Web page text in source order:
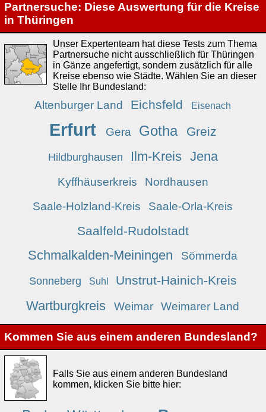
Partnersuche: Diese Auswertung für die Kreise
in Thüringen
Unser Expertenteam hat diese Tests zum Thema
Partnersuche nicht ausschließlich für Thüringen
in Gänze angefertigt, sondern zusätzlich für alle
Kreise ebenso wie Städte. Wählen Sie an dieser
Stelle Ihr Bundesland:
Altenburger Land Eichsfeld Eisenach
Erfurt Gera Gotha Greiz
Hildburghausen Ilm-Kreis Jena
Kyffhäuserkreis
Nordhausen
Saale-Holzland-Kreis
Saale-Orla-Kreis
Saalfeld-Rudolstadt
Schmalkalden-Meiningen Sömmerda
Sonneberg Suhl Unstrut-Hainich-Kreis
Wartburgkreis Weimar Weimarer Land
Kommen Sie aus einem anderen Bundesland?
Falls Sie aus einem anderen Bundesland
kommen, klicken Sie bitte hier: